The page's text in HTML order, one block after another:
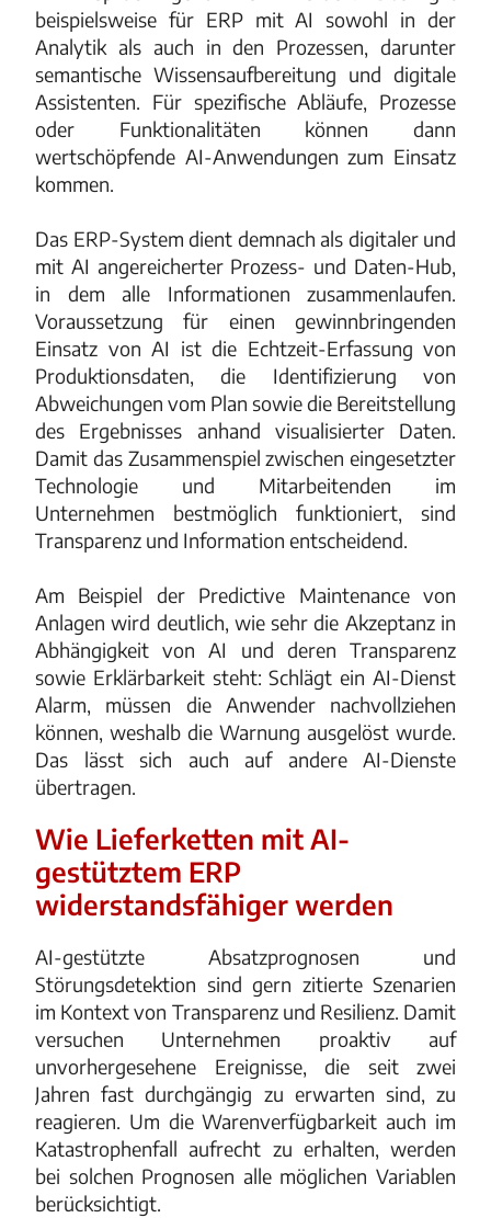
beispielsweise für ERP mit AI sowohl in der
Analytik als auch in den Prozessen, darunter
semantische Wissensaufbereitung und digitale
Assistenten. Für spezifische Abläufe, Prozesse
oder Funktionalitäten können dann
wertschöpfende AI-Anwendungen zum Einsatz
kommen.
Das ERP-System dient demnach als digitaler und
mit AI angereicherter Prozess- und Daten-Hub,
in dem alle Informationen zusammenlaufen.
Voraussetzung für einen gewinnbringenden
Einsatz von AI ist die Echtzeit-Erfassung von
Produktionsdaten, die Identifizierung von
Abweichungen vom Plan sowie die Bereitstellung
des Ergebnisses anhand visualisierter Daten.
Damit das Zusammenspiel zwischen eingesetzter
Technologie und Mitarbeitenden im
Unternehmen bestmöglich funktioniert, sind
Transparenz und Information entscheidend.
Am Beispiel der Predictive Maintenance von
Anlagen wird deutlich, wie sehr die Akzeptanz in
Abhängigkeit von AI und deren Transparenz
sowie Erklärbarkeit steht: Schlägt ein AI-Dienst
Alarm, müssen die Anwender nachvollziehen
können, weshalb die Warnung ausgelöst wurde.
Das lässt sich auch auf andere AI-Dienste
übertragen.
Wie Lieferketten mit AI-
gestütztem ERP
widerstandsfähiger werden
AI-gestützte Absatzprognosen und
Störungsdetektion sind gern zitierte Szenarien
im Kontext von Transparenz und Resilienz. Damit
versuchen Unternehmen proaktiv auf
unvorhergesehene Ereignisse, die seit zwei
Jahren fast durchgängig zu erwarten sind, zu
reagieren. Um die Warenverfügbarkeit auch im
Katastrophenfall aufrecht zu erhalten, werden
bei solchen Prognosen alle möglichen Variablen
berücksichtigt.